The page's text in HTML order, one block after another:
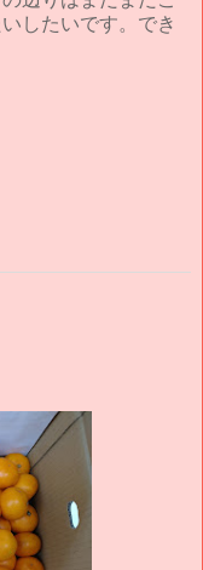
したいです。でき